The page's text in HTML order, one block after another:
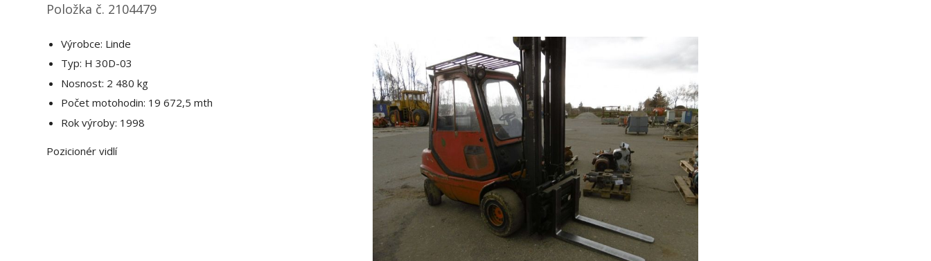
Položka č. 2104479
Výrobce: Linde
Typ: H 30D-03
Nosnost: 2 480 kg
Počet motohodin: 19 672,5 mth
Rok výroby: 1998
Pozicionér vidlí